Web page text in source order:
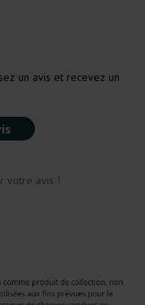
un avis et recevez un
votre avis !